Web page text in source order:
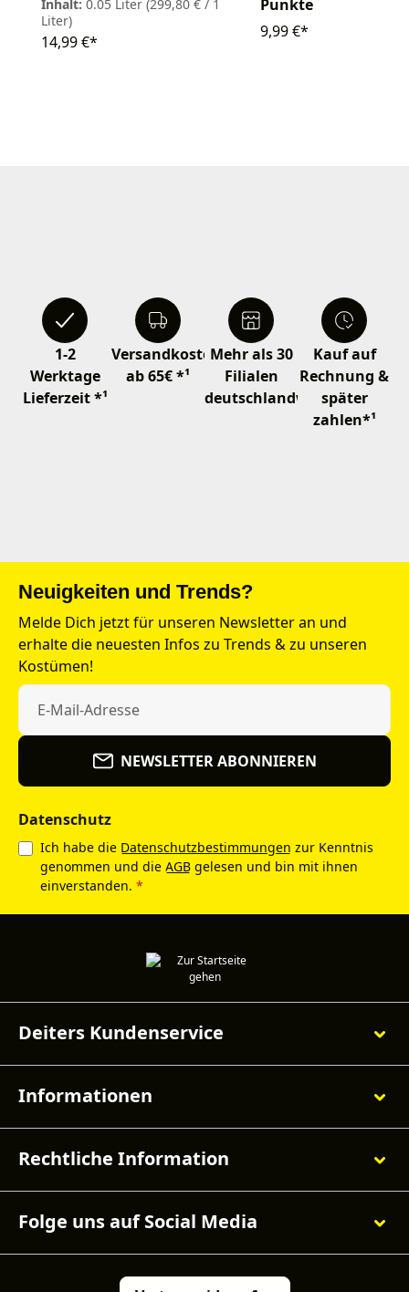
Inhalt: 0.05 Liter (299,80 € / 1
Liter)
14,99 €*
Punkte
9,99 €*
1-2
Werktage
Lieferzeit *¹
Versandkostenfrei
ab 65€ *¹
Mehr als 30
Filialen
deutschlandweit
Kauf auf
Rechnung &
später
zahlen*¹
Neuigkeiten und Trends?
Melde Dich jetzt für unseren Newsletter an und
erhalte die neuesten Infos zu Trends & zu unseren
Kostümen!
NEWSLETTER ABONNIEREN
Datenschutz
Ich habe die Datenschutzbestimmungen zur Kenntnis
genommen und die AGB gelesen und bin mit ihnen
einverstanden. *
Deiters Kundenservice
Informationen
Rechtliche Information
Folge uns auf Social Media